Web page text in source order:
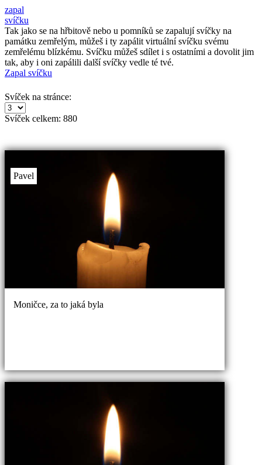
zapal
svíčku
Tak jako se na hřbitově nebo u pomníků se zapalují svíčky na
památku zemřelým, můžeš i ty zapálit virtuální svíčku svému
zemřelému blízkému. Svíčku můžeš sdílet i s ostatními a dovolit jim
tak, aby i oni zapálili další svíčky vedle té tvé.
Zapal svíčku
Svíček na stránce:
Svíček celkem: 880
Moničce, za to jaká byla
Pavel